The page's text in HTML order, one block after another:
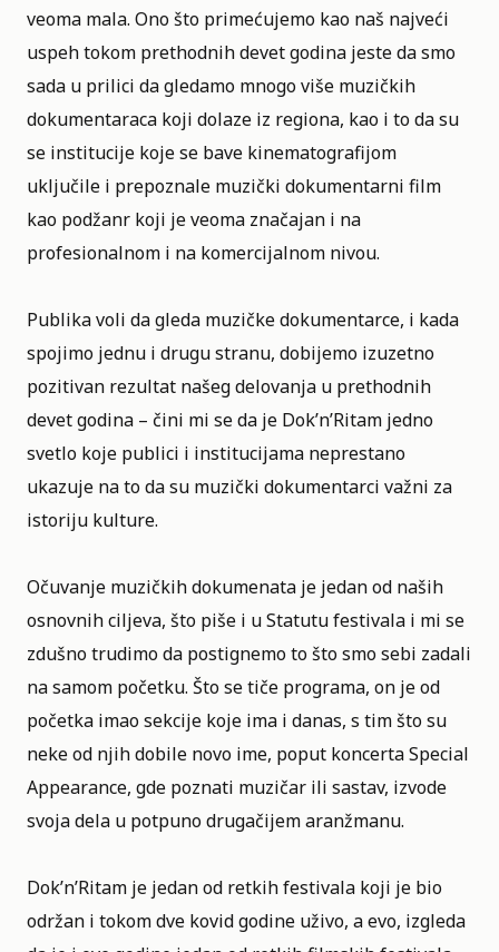
veoma mala. Ono što primećujemo kao naš najveći
uspeh tokom prethodnih devet godina jeste da smo
sada u prilici da gledamo mnogo više muzičkih
dokumentaraca koji dolaze iz regiona, kao i to da su
se institucije koje se bave kinematografijom
uključile i prepoznale muzički dokumentarni film
kao podžanr koji je veoma značajan i na
profesionalnom i na komercijalnom nivou.
Publika voli da gleda muzičke dokumentarce, i kada
spojimo jednu i drugu stranu, dobijemo izuzetno
pozitivan rezultat našeg delovanja u prethodnih
devet godina – čini mi se da je Dok’n’Ritam jedno
svetlo koje publici i institucijama neprestano
ukazuje na to da su muzički dokumentarci važni za
istoriju kulture.
Očuvanje muzičkih dokumenata je jedan od naših
osnovnih ciljeva, što piše i u Statutu festivala i mi se
zdušno trudimo da postignemo to što smo sebi zadali
na samom početku. Što se tiče programa, on je od
početka imao sekcije koje ima i danas, s tim što su
neke od njih dobile novo ime, poput koncerta Special
Appearance, gde poznati muzičar ili sastav, izvode
svoja dela u potpuno drugačijem aranžmanu.
Dok’n’Ritam je jedan od retkih festivala koji je bio
održan i tokom dve kovid godine uživo, a evo, izgleda